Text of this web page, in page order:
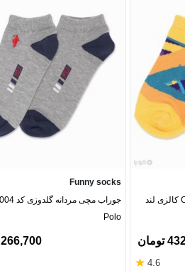
جوراب مچی زنانه Calze Land کالزی لند
4.6
★
Funny socks
Polo
266,700 تومان